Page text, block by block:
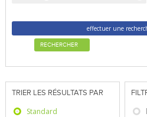
effectuer une
RECHERCHER
TRIER LES RÉSULTATS PAR
Standard